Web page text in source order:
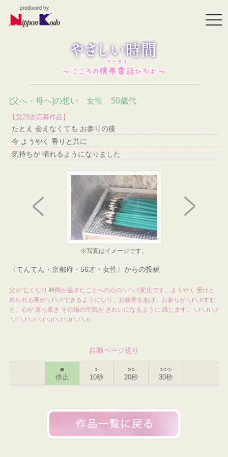
[父へ・母へ]の想い 女性 50歳代
【第23次応募作品】
たとえ 会えなくても お参りの後
今 ようやく 香りと共に
気持ちが 晴れるようになりました
※写真はイメージです。
〈てんてん・京都府・56才・女性〉からの投稿
父が 亡くなり 時間が過ぎたことへの心の＼r＼n変化です。ようやく 受けと
められる事が＼r＼nできるようになり、お線香をあげ、お参りが＼r＼nすむ
と、心が 落ち着き その場の空気が きれいになるように 感じます。＼r＼n＼r
＼n＼r＼n＼r＼n＼r＼n＼r＼n
自動ページ送り
■
停止
>
10秒
>>
20秒
>>>
30秒